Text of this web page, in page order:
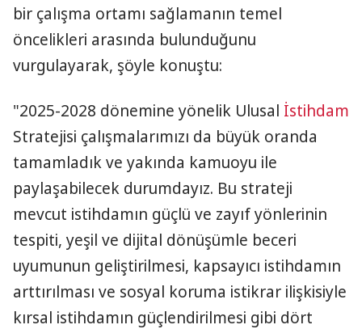
bir çalışma ortamı sağlamanın temel
öncelikleri arasında bulunduğunu
vurgulayarak, şöyle konuştu:
"2025-2028 dönemine yönelik Ulusal İstihdam
Stratejisi çalışmalarımızı da büyük oranda
tamamladık ve yakında kamuoyu ile
paylaşabilecek durumdayız. Bu strateji
mevcut istihdamın güçlü ve zayıf yönlerinin
tespiti, yeşil ve dijital dönüşümle beceri
uyumunun geliştirilmesi, kapsayıcı istihdamın
arttırılması ve sosyal koruma istikrar ilişkisiyle
kırsal istihdamın güçlendirilmesi gibi dört